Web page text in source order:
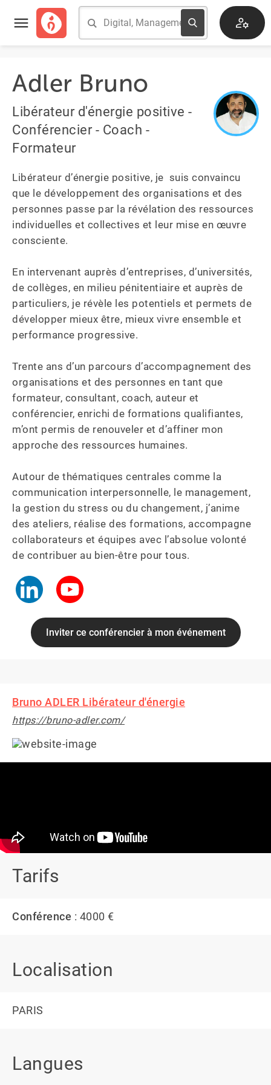
Adler Bruno
Libérateur d'énergie positive -
Conférencier - Coach -
Formateur
Libérateur d’énergie positive, je  suis convaincu
que le développement des organisations et des
personnes passe par la révélation des ressources
individuelles et collectives et leur mise en œuvre
consciente.
En intervenant auprès d’entreprises, d’universités,
de collèges, en milieu pénitentiaire et auprès de
particuliers, je révèle les potentiels et permets de
développer mieux être, mieux vivre ensemble et
performance progressive.
Trente ans d’un parcours d’accompagnement des
organisations et des personnes en tant que
formateur, consultant, coach, auteur et
conférencier, enrichi de formations qualifiantes,
m’ont permis de renouveler et d’affiner mon
approche des ressources humaines.
Autour de thématiques centrales comme la
communication interpersonnelle, le management,
la gestion du stress ou du changement, j’anime
des ateliers, réalise des formations, accompagne
collaborateurs et équipes avec l’absolue volonté
de contribuer au bien-être pour tous.
Inviter ce conférencier à mon événement
Bruno ADLER Libérateur d'énergie
https://bruno-adler.com/
Tarifs
Conférence : 4000 €
Localisation
PARIS
Langues